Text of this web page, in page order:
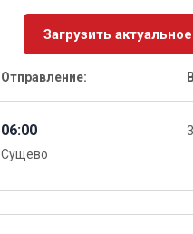
Загрузить
Отправление:
06:00
Сущево